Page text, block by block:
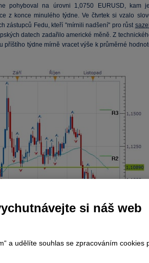
pohyboval na úrovni 1,0750 EURUSD, kam
z konce minulého týdne. Ve čtvrtek si vzalo
zástupců Fedu, kteří "mírnili nadšení" pro růst
datech zadařilo americké měně. Z
příštího týdne mírně vracet výše k průměrné
si náš web
a udělíte souhlas se zpracováním cookies